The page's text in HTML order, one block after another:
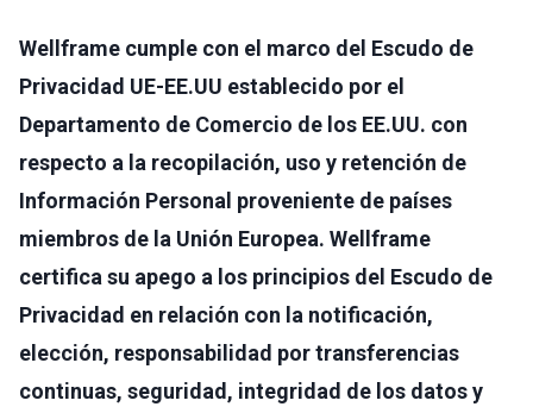
Wellframe cumple con el marco del Escudo de
Privacidad UE-EE.UU establecido por el
Departamento de Comercio de los EE.UU. con
respecto a la recopilación, uso y retención de
Información Personal proveniente de países
miembros de la Unión Europea. Wellframe
certifica su apego a los principios del Escudo de
Privacidad en relación con la notificación,
elección, responsabilidad por transferencias
continuas, seguridad, integridad de los datos y